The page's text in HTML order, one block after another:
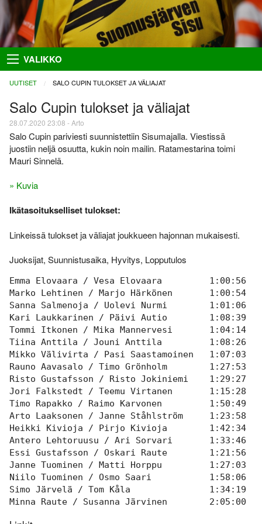
VALIKKO
Takaisin
Hiihto
Palloilu- ja yleisurheilu
Sisumaja
Suunnistus
Uutiset
Kalenteri
Menneitä
Takaisin
Riston Hölkkä
Ykkössuunnat
AIEMMAT
Salon Seudun Rastiviesti 2023
Karjalan Liiton
28.8.2021
8.–9.8.2020
Varsinais-Suomen AM-yö
7.9.2018
Varsinais-Suomen AM-
Tulosarkisto
Takaisin
Kuvat
Puvut
SUUNNISTAJILLE
Ilmoittautumisohjeet
Irma
Netti-ilmo
JÄSENTEN SIVUJA
Ylläpito
Takaisin
Seuraesittely
Organisaatio
SEURAA MEITÄ
Facebook
Flickr
RSS
UUTISET CURRENT:
SALO CUPIN TULOKSET JA VÄLIAJAT
Salo Cupin tulokset ja väliajat
28.07.2020 23:08 - Arto
Salo Cupin pariviesti suunnistettiin Sisumajalla. Viestissä
juostiin neljä osuutta, kukin noin mailin. Ratamestarina toimi
Mauri Sinnelä.
» Kuvia
Ikätasoitukselliset tulokset:
Linkeissä tulokset ja väliajat joukkueen hajonnan mukaisesti.
Juoksijat, Suunnistusaika, Hyvitys, Lopputulos
Emma Elovaara / Vesa Elovaara
Marko Lehtinen / Marjo Härkönen       1:00:54
Sanna Salmenoja / Uolevi Nurmi        1:01:06
Kari Laukkarinen / Päivi Autio        1:08:39
Tommi Itkonen / Mika Mannervesi       1:04:14
Tiina Anttila / Jouni Anttila         1:08:26
Mikko Välivirta / Pasi Saastamoinen   1:07:03
Rauno Aavasalo / Timo Grönholm        1:27:53
Risto Gustafsson / Risto Jokiniemi    1:29:27
Jori Falkstedt / Teemu Virtanen       1:15:28
Timo Rapakko / Raimo Karvonen         1:50:49
Arto Laaksonen / Janne Ståhlström     1:23:58
Heikki Kivioja / Pirjo Kivioja        1:42:34
Antero Lehtoruusu / Ari Sorvari       1:33:46
Essi Gustafsson / Oskari Raute        1:21:56
Janne Tuominen / Matti Horppu         1:27:03
Niilo Tuominen / Osmo Saari           1:58:06
Simo Järvelä / Tom Kåla               1:34:19
Minna Raute / Susanna Järvinen        2:05:00